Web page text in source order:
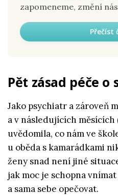
zapomeneme, změní
Přečíst
Pět zásad péče o
Jako psychiatr a zároveň
a v následujících měsících
uvědomila, co nám ve
u oběda s kamarádkami
ženy snad není jiné
jak moc je schopna
a sama sebe opečovat.